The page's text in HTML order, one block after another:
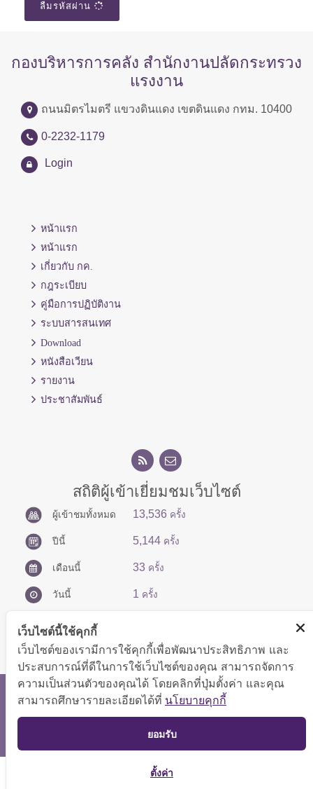
ลืมรหัสผ่าน
กองบริหารการคลัง สำนักงานปลัดกระทรวง
แรงงาน
ถนนมิตรไมตรี แขวงดินแดง เขตดินแดง กทม. 10400
0-2232-1179
Login
หน้าแรก
หน้าแรก
เกี่ยวกับ กค.
กฎระเบียบ
คู่มือการปฏิบัติงาน
ระบบสารสนเทศ
Download
หนังสือเวียน
รายงาน
ประชาสัมพันธ์
สถิติผู้เข้าเยี่ยมชมเว็บไซต์
ผู้เข้าชมทั้งหมด 13,536 ครั้ง
ปีนี้ 5,144 ครั้ง
เดือนนี้ 33 ครั้ง
วันนี้ 1 ครั้ง
สงวนลิขสิทธิ์ © 2566 กองบริหารการคลัง
แสดงผลได้ดีที่ขนาดหน้าจอ 1024x768 pixel
แผนผังเว็บไซต์
TOP
เว็บไซต์นี้ใช้คุกกี้
เว็บไซต์ของเรามีการใช้คุกกี้เพื่อพัฒนาประสิทธิภาพ และ
ประสบการณ์ที่ดีในการใช้เว็บไซต์ของคุณ สามารถจัดการ
ความเป็นส่วนตัวของคุณได้ โดยคลิกที่ปุ่มตั้งค่า และคุณ
สามารถศึกษารายละเอียดได้ที่ นโยบายคุกกี้
ยอมรับ
ตั้งค่า